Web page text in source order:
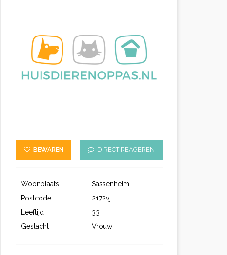
BEWAREN DIRECT REAGEREN
Woonplaats
Sassenheim
Postcode
2172vj
Leeftijd
33
Geslacht
Vrouw